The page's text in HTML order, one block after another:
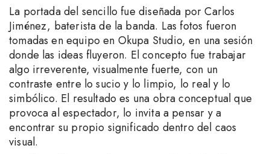
La portada del sencillo fue diseñada por Carlos
Jiménez, baterista de la banda. Las fotos fueron
tomadas en equipo en Okupa Studio, en una sesión
donde las ideas fluyeron. El concepto fue trabajar
algo irreverente, visualmente fuerte, con un
contraste entre lo sucio y lo limpio, lo real y lo
simbólico. El resultado es una obra conceptual que
provoca al espectador, lo invita a pensar y a
encontrar su propio significado dentro del caos
visual.